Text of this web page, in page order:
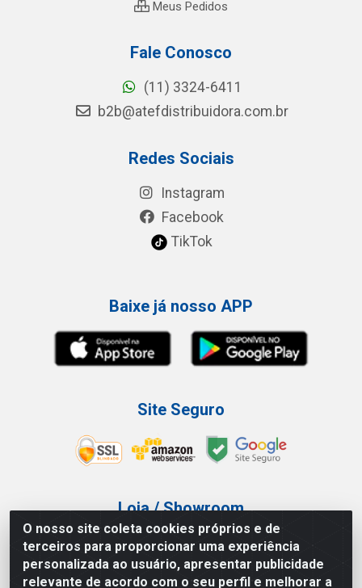
O nosso site coleta cookies próprios e de
terceiros para proporcionar uma experiência
personalizada ao usuário, apresentar publicidade
relevante de acordo com o seu perfil e melhorar a
Meus Pedidos
Fale Conosco
(11) 3324-6411
b2b@atefdistribuidora.com.br
Redes Sociais
Instagram
Facebook
TikTok
Baixe já nosso APP
Site Seguro
Loja / Showroom
Tel.: (11) 3227-0546
Av Vautier, 587/597 - Pari - São Paulo/SP